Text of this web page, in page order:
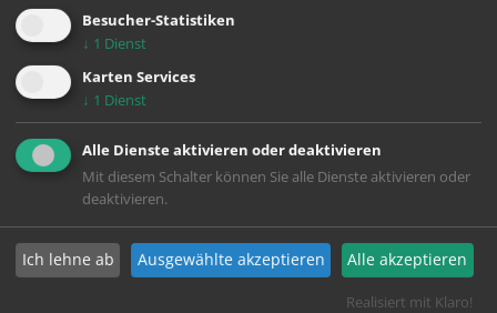
Dieses Jahr feiert die Berlinale ihr 75-jähriges Bestehen – und wir
freuen uns, wieder Teil dieses besonderen Kapitels zu sein. Als
offizieller Partner haben wir erneut die Produktion des beliebten
Festival-Trailers in sämtlichen Fassungen und Formaten
Besucher-Statistiken
↓ 1 Dienst
Karten Services
↓ 1 Dienst
Alle Dienste aktivieren oder deaktivieren
Mit diesem Schalter können Sie alle Dienste aktivieren oder
deaktivieren.
Ich lehne ab Ausgewählte akzeptieren Alle akzeptieren
Realisiert mit Klaro!